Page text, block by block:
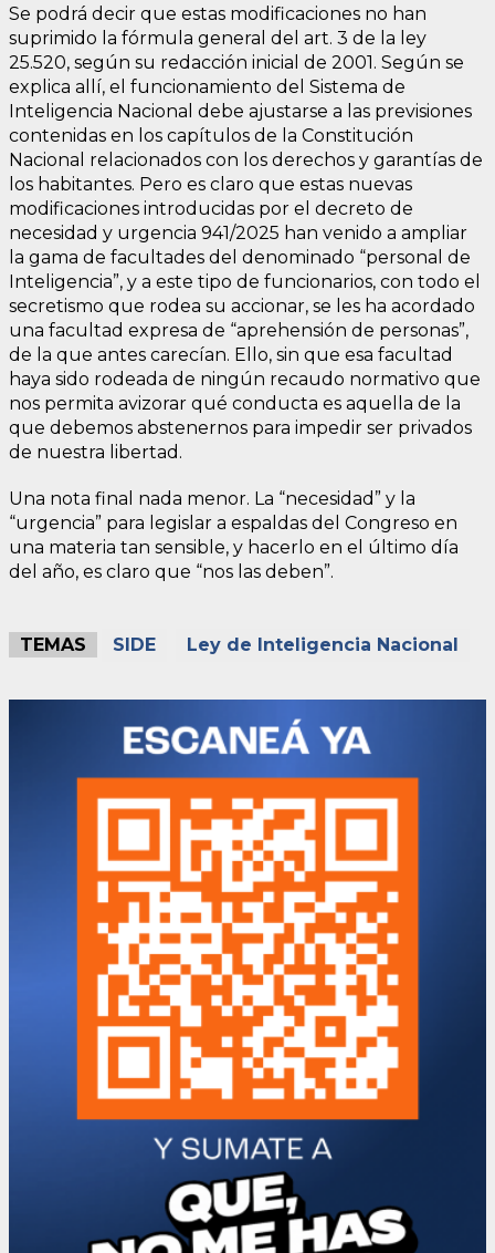
Se podrá decir que estas modificaciones no han
suprimido la fórmula general del art. 3 de la ley
25.520, según su redacción inicial de 2001. Según se
explica allí, el funcionamiento del Sistema de
Inteligencia Nacional debe ajustarse a las previsiones
contenidas en los capítulos de la Constitución
Nacional relacionados con los derechos y garantías de
los habitantes. Pero es claro que estas nuevas
modificaciones introducidas por el decreto de
necesidad y urgencia 941/2025 han venido a ampliar
la gama de facultades del denominado “personal de
Inteligencia”, y a este tipo de funcionarios, con todo el
secretismo que rodea su accionar, se les ha acordado
una facultad expresa de “aprehensión de personas”,
de la que antes carecían. Ello, sin que esa facultad
haya sido rodeada de ningún recaudo normativo que
nos permita avizorar qué conducta es aquella de la
que debemos abstenernos para impedir ser privados
de nuestra libertad.
Una nota final nada menor. La “necesidad” y la
“urgencia” para legislar a espaldas del Congreso en
una materia tan sensible, y hacerlo en el último día
del año, es claro que “nos las deben”.
TEMAS SIDE Ley de Inteligencia Nacional